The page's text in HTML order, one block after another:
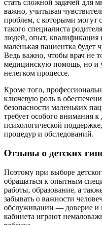
стать сложной задачей для
важно, учитывая
проблем, с которыми могут
такого специалиста
людей, опыт, квалификация
маленькая пациентка будет
Ведь важно, чтобы врач не
медицинскую помощь, но и
нелегком процессе.
Кроме того,
ключевую роль в
безопасности маленьких
требует особого внимания
психологической
процедур и обследований.
Отзывы о детских
Поэтому при выборе
обращаться к опытным
работы, образование, а
забывать о важности
обслуживании — доверие и
кабинета играют